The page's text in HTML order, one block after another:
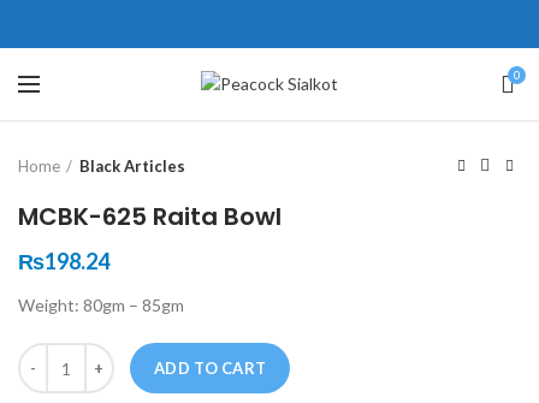
0
Click to enlarge
Home Black Articles
MCBK-625 Raita Bowl
₨198.24
Weight: 80gm – 85gm
Quantity
ADD TO CART
壯陽藥台灣購物
，這不是因為缺乏性生活，而
為缺乏溝通，所以保持談話很
盾越來越大，往往這是ED的情
會變得更加嚴重。
犀利士壯陽藥線上購買
戲都可以很好的幫助你獲得一
高質量的夫妻生活。犀利士治療
鬆，便於陰莖快速充血達到滿
堅硬勃起。在醫學界和陽痿病
望下，犀利士作為新一批藥
，有其優良特點。